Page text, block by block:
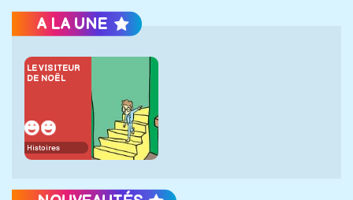
A LA UNE
LE VISITEUR
DE NOËL
Histoires